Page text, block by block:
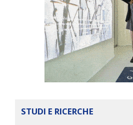
STUDI E RICERCHE